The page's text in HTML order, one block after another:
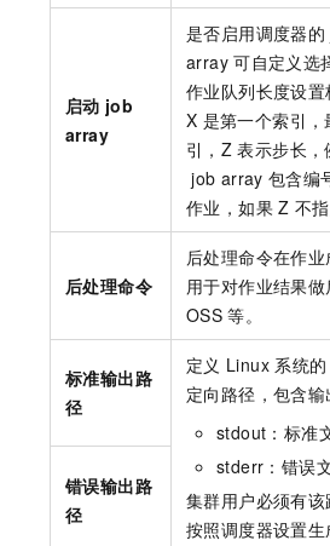
启动 job
array
是否启用调度器的
array 可自定义选
作业队列长度设置
X 是第一个索引，
引，Z 表示步长，
job array 包含编
作业，如果 Z 不
后处理命令
后处理命令在作业
用于对作业结果
OSS 等。
标准输出路
径
定义 Linux 系统的
定向路径，包含输
stdout：标准
stderr：错误
集群用户必须有
按照调度器设置生
错误输出路
径